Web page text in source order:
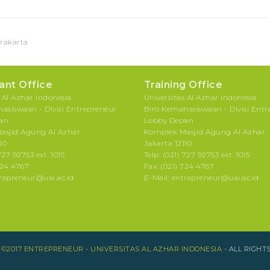
Office
Azhar Indonesia
- Divisi Entrepreneur
Agung Al Azhar
92753 ext. 1015
4767
Training Office
Universitas Al Azhar Indonesia
Biro Kemahasiswaan - Divisi
Lobby Depan
Komplek Masjid Agung Al Azhar
Jakarta 12110
Telp: (021) 727 92753 ext. 1015
Fax: (021) 724 4767
E-Mail: entrepreneur@uai.ac.id
©2017 ENTREPRENEUR - UNIVERSITAS AL AZHAR INDONESIA - ALL